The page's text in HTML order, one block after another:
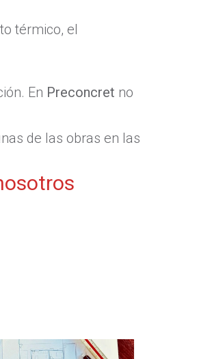
térmico, el
En Preconcret no
de las obras en las